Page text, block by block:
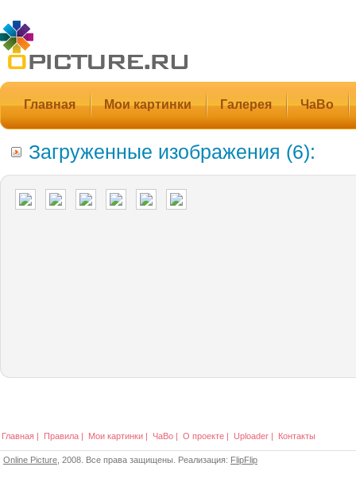
Главная Мои картинки Галерея ЧаВо
Загруженные изображения (6):
Главная | Правила | Мои картинки | ЧаВо | О проекте | Uploader | Контакты
Online Picture , 2008. Все права защищены. Реализация: FlipFlip